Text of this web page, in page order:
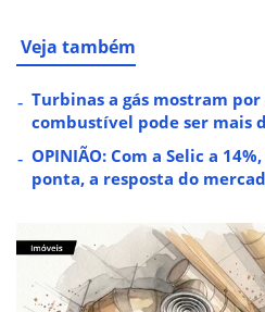
Veja também
Turbinas a gás mostram
combustível pode ser mais
OPINIÃO: Com a Selic a
ponta, a resposta do